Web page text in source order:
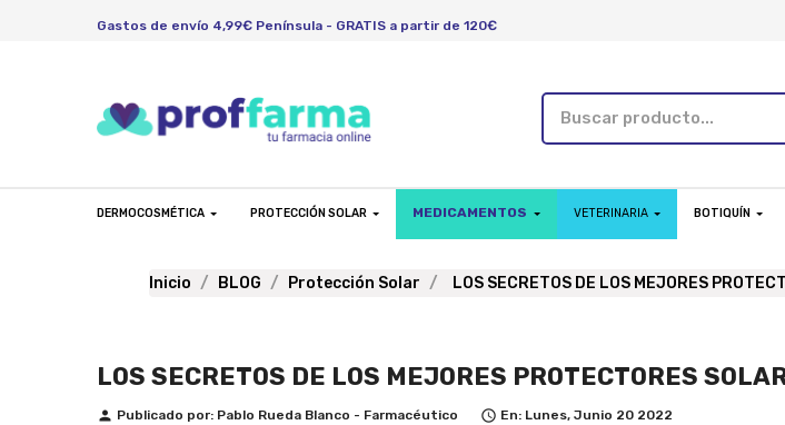
Gastos de envío 4,99€ Península - GRATIS a partir de 120€
DERMOCOSMÉTICA PROTECCIÓN SOLAR MEDICAMENTOS VETERINARIA BOTIQUÍN
Inicio BLOG Protección Solar LOS SECRETOS DE LOS MEJORES
LOS SECRETOS DE LOS MEJORES PROTECTORES
person Publicado por: Pablo Rueda Blanco - Farmacéutico  En: Lunes, Junio 20 2022